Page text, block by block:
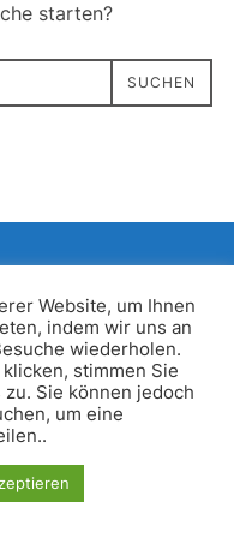
starten?
SUCHEN
von WPZOOM
Website, um Ihnen
indem wir uns an
wiederholen.
stimmen Sie
zu. Sie können jedoch
um eine